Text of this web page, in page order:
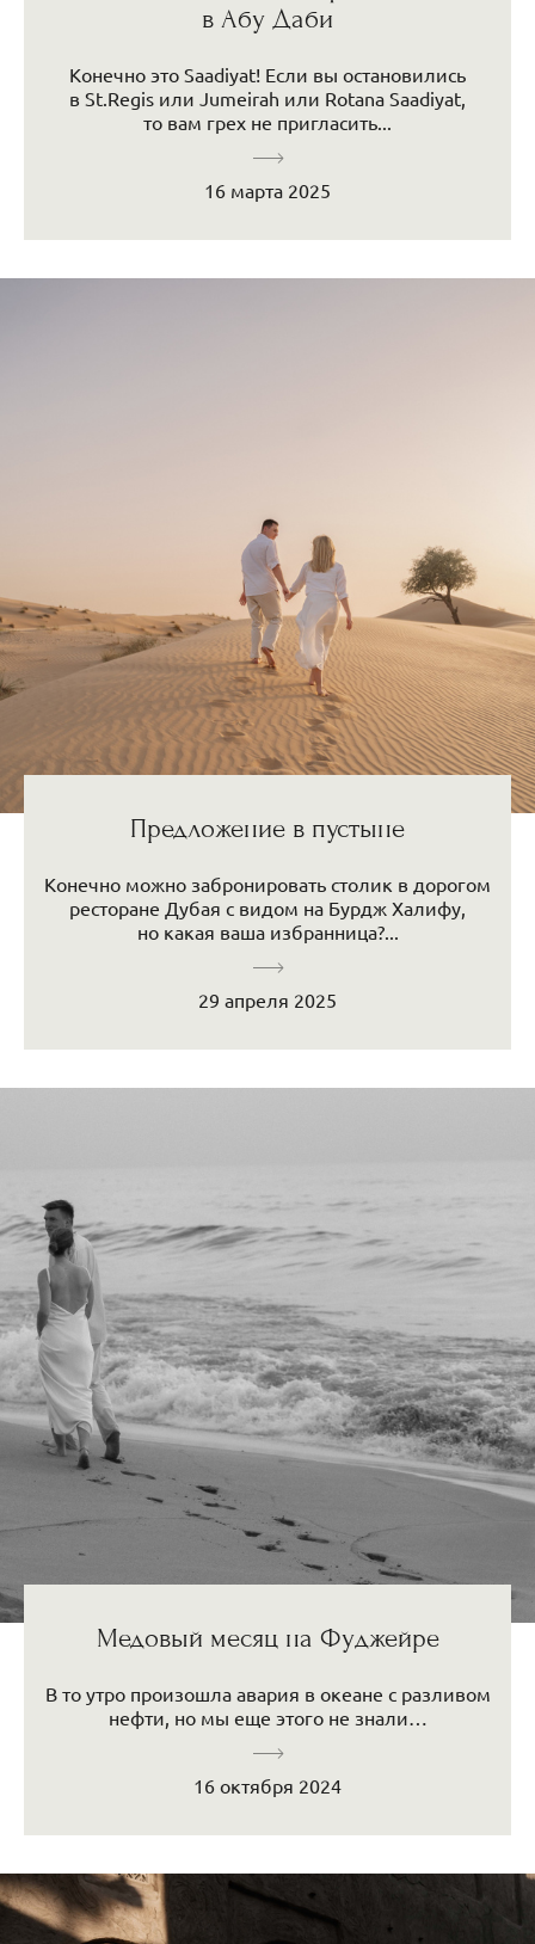
в Абу Даби
Конечно это Saadiyat! Если вы остановились
в St.Regis или Jumeirah или Rotana Saadiyat,
то вам грех не пригласить...
16 марта 2025
Предложение в пустыне
Конечно можно забронировать столик в дорогом
ресторане Дубая с видом на Бурдж Халифу,
но какая ваша избранница?...
29 апреля 2025
Медовый месяц на Фуджейре
В то утро произошла авария в океане с разливом
нефти, но мы еще этого не знали…
16 октября 2024